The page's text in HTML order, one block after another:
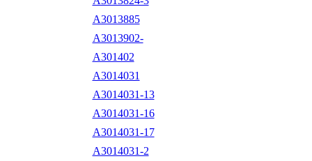
A3013885
A3013902-
A301402
A3014031
A3014031-13
A3014031-16
A3014031-17
A3014031-2